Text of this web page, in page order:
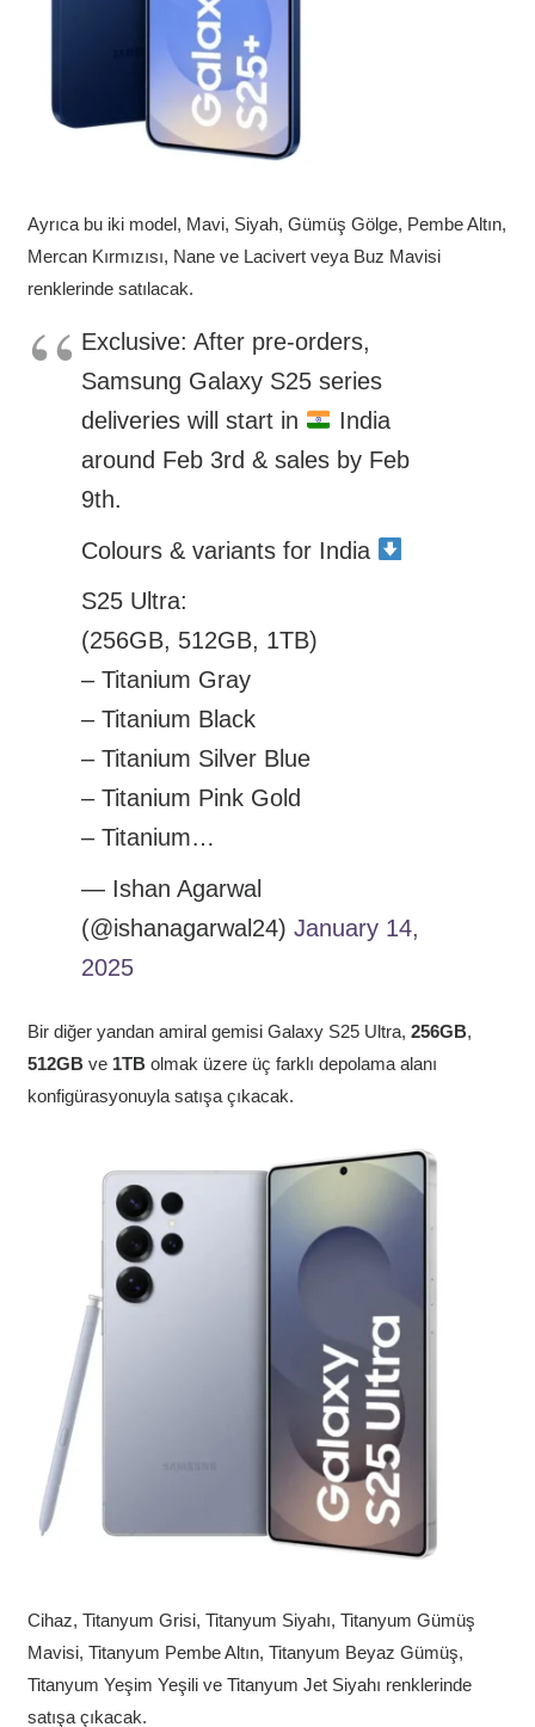
Ayrıca bu iki model, Mavi, Siyah, Gümüş Gölge, Pembe Altın,
Mercan Kırmızısı, Nane ve Lacivert veya Buz Mavisi
renklerinde satılacak.
Exclusive: After pre-orders,
Samsung Galaxy S25 series
deliveries will start in
India
around Feb 3rd & sales by Feb
9th.
Colours & variants for India
S25 Ultra:
(256GB, 512GB, 1TB)
– Titanium Gray
– Titanium Black
– Titanium Silver Blue
– Titanium Pink Gold
– Titanium…
— Ishan Agarwal
(@ishanagarwal24) January 14,
2025
Bir diğer yandan amiral gemisi Galaxy S25 Ultra, 256GB,
512GBve 1TBolmak üzere üç farklı depolama alanı
konfigürasyonuyla satışa çıkacak.
Cihaz, Titanyum Grisi, Titanyum Siyahı, Titanyum Gümüş
Mavisi, Titanyum Pembe Altın, Titanyum Beyaz Gümüş,
Titanyum Yeşim Yeşili ve Titanyum Jet Siyahı renklerinde
satışa çıkacak.